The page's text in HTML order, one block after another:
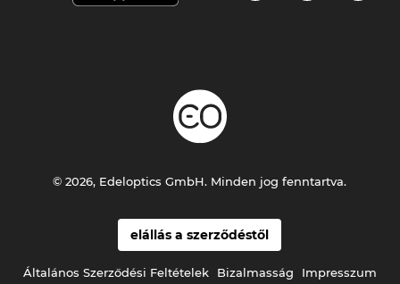
elállás a szerződéstől
Általános Szerződési Feltételek Bizalmasság Impresszum
© 2026, Edeloptics GmbH. Minden jog fenntartva.